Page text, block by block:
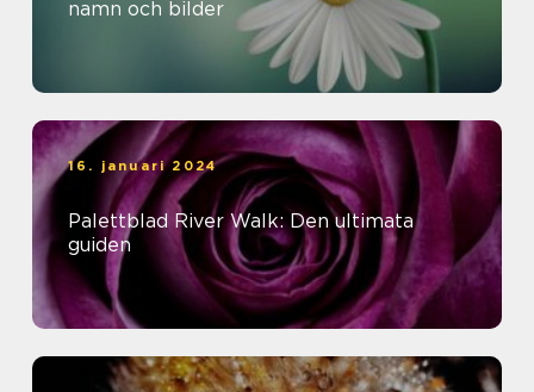
namn och bilder
16. januari 2024
Palettblad River Walk: Den ultimata
guiden